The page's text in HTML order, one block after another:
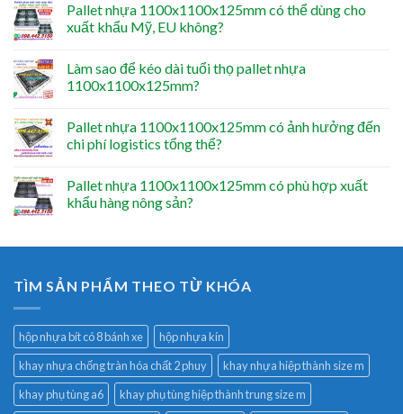
Pallet nhựa 1100x1100x125mm có thể dùng cho
xuất khẩu Mỹ, EU không?
Làm sao để kéo dài tuổi thọ pallet nhựa
1100x1100x125mm?
Pallet nhựa 1100x1100x125mm có ảnh hưởng đến
chi phí logistics tổng thể?
Pallet nhựa 1100x1100x125mm có phù hợp xuất
khẩu hàng nông sản?
TÌM SẢN PHẨM THEO TỪ KHÓA
hộp nhựa bít có 8 bánh xe
hộp nhựa kín
khay nhựa chống tràn hóa chất 2 phuy
khay nhựa hiệp thành size m
khay phụ tùng a6
khay phụ tùng hiệp thành trung size m